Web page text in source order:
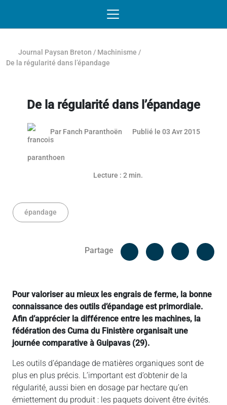
Journal Paysan Breton / Machinisme /
De la régularité dans l’épandage
De la régularité dans l’épandage
Par Fanch Paranthoën Publié le 03 Avr 201503 mai
Lecture : 2 min.
épandage
Partage
Facebook
Pour valoriser au mieux les engrais de ferme, la bonne
connaissance des outils d’épandage est primordiale.
Afin d’apprécier la différence entre les machines, la
fédération des Cuma du Finistère organisait une
journée comparative à Guipavas (29).
Les outils d’épandage de matières organiques sont de
plus en plus précis. L’important est d’obtenir de la
régularité, aussi bien en dosage par hectare qu’en
émiettement du produit : les paquets doivent être évités.